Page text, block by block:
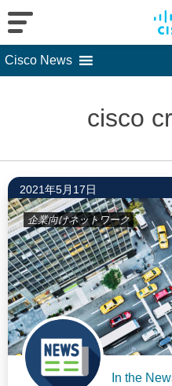
Cisco News
cisco
2021年5月17日
企業向けネットワーク
In the